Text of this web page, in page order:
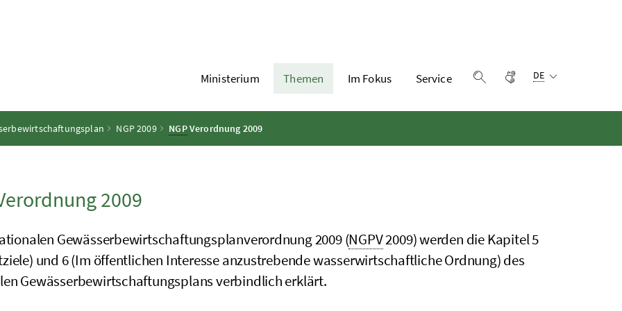
Ministerium Themen Im Fokus
Service
Gebärdensprache
DE
NGP 2009 NGPVerordnung 2009
2009
Gewässerbewirtschaftungsplanverordnung 2009 (NGPV2009) werden die Kapitel 5
und 6 (Im öffentlichen Interesse anzustrebende wasserwirtschaftliche Ordnung) des
Gewässerbewirtschaftungsplans verbindlich erklärt.